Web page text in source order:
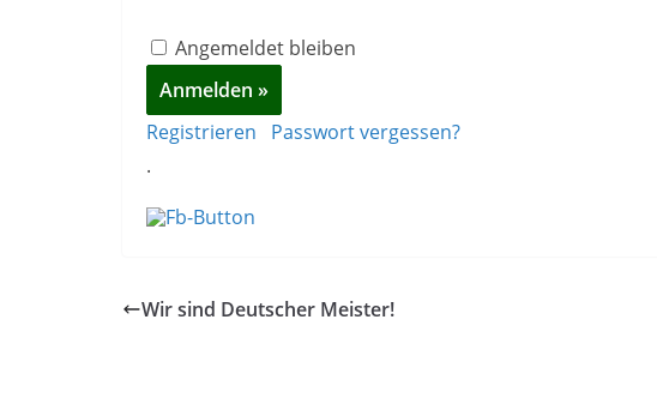
Angemeldet bleiben
Registrieren
Passwort vergessen?
.
Wir sind Deutscher Meister!